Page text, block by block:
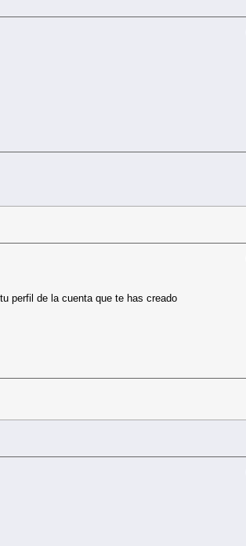
perfil de la cuenta que te has creado